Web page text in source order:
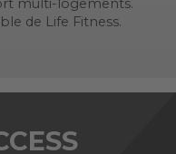
multi-logements.
de Life Fitness.